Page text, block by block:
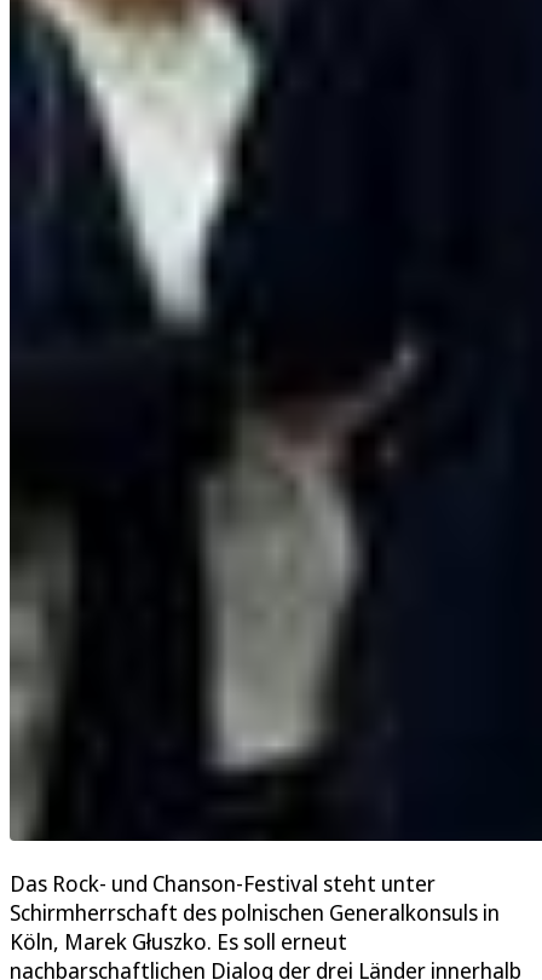
Das Rock- und Chanson-Festival steht unter
Schirmherrschaft des polnischen Generalkonsuls in
Köln, Marek Głuszko. Es soll erneut
nachbarschaftlichen Dialog der drei Länder innerhalb